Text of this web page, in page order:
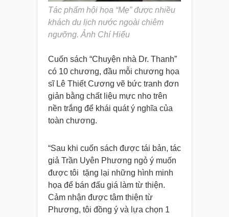
Tác phẩm hội họa “Mẹ” được nhiều
khách du lịch nước ngoài chiêm
ngưỡng. Ảnh Chí Hiếu
Cuốn sách “Chuyện nhà Dr. Thanh”
có 10 chương, đầu mỗi chương họa
sĩ Lê Thiết Cương vẽ bức tranh đơn
giản bằng chất liệu mực nho trên
nền trắng để khái quát ý nghĩa của
toàn chương.
“Sau khi cuốn sách được tái bản, tác
giả Trần Uyên Phương ngỏ ý muốn
được tôi tặng lại những hình minh
họa để bán đấu giá làm từ thiện.
Cảm nhận được tâm thiện từ
Phương, tôi đồng ý và lựa chọn 1